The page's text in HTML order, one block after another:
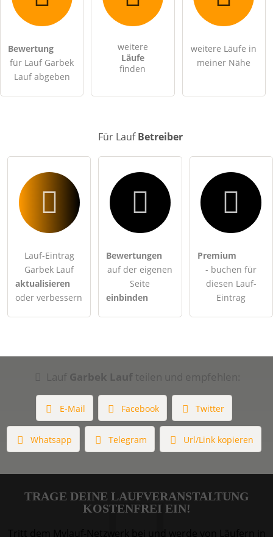
Hiermit akzeptiere ich dieAGB
Bitte beachten Sie, öffentliche Fragen sind
Eintrag zu stellen
Bewertung
für Lauf Garbek
Lauf abgeben
weitere
Läufe
finden
weitere Läufe in
meiner Nähe
Für LaufBetreiber
Lauf-Eintrag
Garbek Lauf
aktualisieren
oder verbessern
Bewertungen
auf der eigenen
Seite
einbinden
Premium
- buchen für
diesen Lauf-
Eintrag
Lauf Garbek Laufteilen und empfehlen:
E-Mail Facebook Twitter
Whatsapp Telegram Url/Link kopieren
TRAGE DEINE LAUFVERANSTALTUNG
KOSTENFREI EIN!